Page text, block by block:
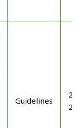
Guidelines